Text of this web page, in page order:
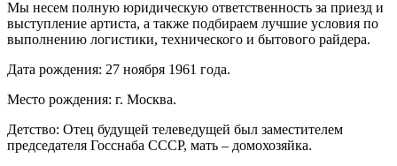
Мы несем полную юридическую ответственность за приезд и
выступление артиста, а также подбираем лучшие условия по
выполнению логистики, технического и бытового райдера.
Дата рождения: 27 ноября 1961 года.
Место рождения: г. Москва.
Детство: Отец будущей телеведущей был заместителем
председателя Госснаба СССР, мать – домохозяйка.